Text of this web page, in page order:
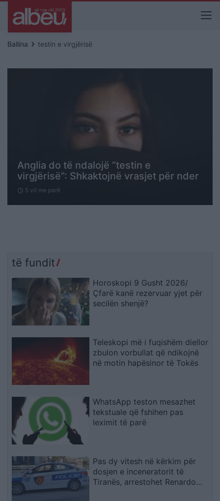
Ballina keyboard_arrow_right testin e virgjërisë
Anglia do të ndalojë “testin e
virgjërisë”: Shkaktojnë vrasjet për nder
schedule 5 vit me parë
të fundit
Horoskopi 9 Gusht 2026/
Çfarë kanë rezervuar yjet për
secilën shenjë?
Teleskopi më i fuqishëm diellor
zbulon vorbullat që ndikojnë
në motin hapësinor të Tokës
WhatsApp teston mesazhet
tekstuale që fshihen pas
leximit të parë
Pas dy vitesh në kërkim për
dosjen e inceneratorit të
Tiranës, arrestohet Renardo